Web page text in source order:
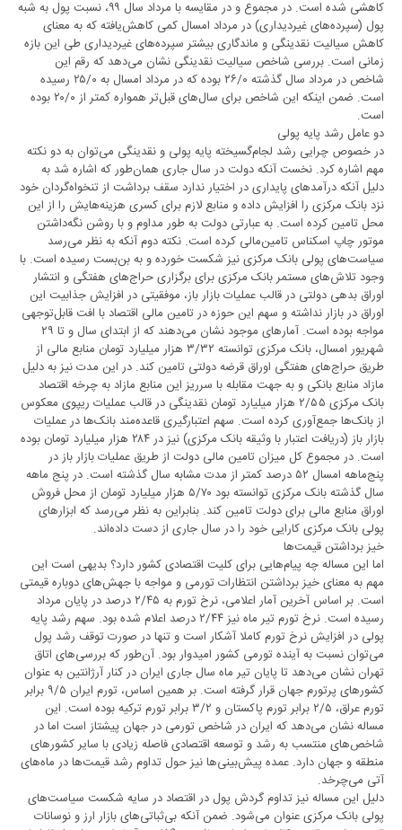
کاهشی شده است. در مجموع و در مقایسه با مرداد سال ۹۹، نسبت پول به شبه
پول (سپرده‌های غیردیداری) در مرداد امسال کمی کاهش‌یافته که به معنای
کاهش سیالیت نقدینگی و ماندگاری بیشتر سپرده‌های غیردیداری طی این بازه
زمانی است. بررسی شاخص سیالیت نقدینگی نشان می‌دهد که رقم این
شاخص در مرداد سال گذشته ۲۶/۰ بوده که در مرداد امسال به ۲۵/۰ رسیده
است. ضمن اینکه این شاخص برای سال‌های قبل‌تر همواره کمتر از ۲۰/۰ بوده
است.
دو عامل رشد پایه پولی
در خصوص چرایی رشد لجام‌گسیخته پایه پولی و نقدینگی می‌توان به دو نکته
مهم اشاره کرد. نخست آنکه دولت در سال جاری همان‌طور که اشاره شد به
دلیل آنکه درآمدهای پایداری در اختیار ندارد سقف برداشت از تنخواه‌گردان خود
نزد بانک مرکزی را افزایش داده و منابع لازم برای کسری هزینه‌هایش را از این
محل تامین کرده است. به عبارتی دولت به طور مداوم و با روشن نگه‌داشتن
موتور چاپ اسکناس تامین‌مالی کرده است. نکته دوم آنکه به نظر می‌رسد
سیاست‌های پولی بانک مرکزی نیز شکست خورده و به بن‌بست رسیده است. با
وجود تلاش‌های مستمر بانک مرکزی برای برگزاری حراج‌های هفتگی و انتشار
اوراق بدهی دولتی در قالب عملیات بازار باز، موفقیتی در افزایش جذابیت این
اوراق در بازار نداشته و سهم این حوزه در تامین مالی اقتصاد با افت قابل‌توجهی
مواجه بوده است. آمارهای موجود نشان می‌دهند که از ابتدای سال و تا ۲۹
شهریور امسال، بانک مرکزی توانسته ۳/۳۲ هزار میلیارد تومان منابع مالی از
طریق حراج‌های هفتگی اوراق قرضه دولتی تامین کند. در این مدت نیز به دلیل
مازاد منابع بانکی و به جهت مقابله با سرریز این منابع مازاد به چرخه اقتصاد
بانک مرکزی ۲/۵۵ هزار میلیارد تومان نقدینگی در قالب عملیات ریپوی معکوس
از بانک‌ها جمع‌آوری کرده است. سهم اعتبارگیری قاعده‌مند بانک‌ها در عملیات
بازار باز (دریافت اعتبار با وثیقه بانک مرکزی) نیز در ۲۸۴ هزار میلیارد تومان بوده
است. در مجموع کل میزان تامین مالی دولت از طریق عملیات بازار باز در
پنج‌ماهه امسال ۵۲ درصد کمتر از مدت مشابه سال گذشته است. در پنج ماهه
سال گذشته بانک مرکزی توانسته بود ۵/۷۰ هزار میلیارد تومان از محل فروش
اوراق منابع مالی برای دولت تامین کند. بنابراین به نظر می‌رسد که ابزارهای
پولی بانک مرکزی کارایی خود را در سال جاری از دست داده‌اند.
خیز برداشتن قیمت‌ها
اما این مساله چه پیام‌هایی برای کلیت اقتصادی کشور دارد؟ بدیهی است این
مهم به معنای خیز برداشتن انتظارات تورمی و مواجه با جهش‌های دوباره قیمتی
است. بر اساس آخرین آمار اعلامی، نرخ تورم به ۲/۴۵ درصد در پایان مرداد
رسیده است. نرخ تورم تیر ماه نیز ۲/۴۴ درصد اعلام شده بود. سهم رشد پایه
پولی در افزایش نرخ تورم کاملا آشکار است و تنها در صورت توقف رشد پول
می‌توان نسبت به آینده تورمی کشور امیدوار بود. آن‌طور که بررسی‌های اتاق
تهران نشان می‌دهد تا پایان تیر ماه سال جاری ایران در کنار آرژانتین به عنوان
کشورهای پرتورم جهان قرار گرفته است. بر همین اساس، تورم ایران ۹/۵ برابر
تورم عراق، ۲/۵ برابر تورم پاکستان و ۳/۲ برابر تورم ترکیه بوده است. این
مساله نشان می‌دهد که ایران در شاخص تورمی در جهان پیشتاز است اما در
شاخص‌های منتسب به رشد و توسعه اقتصادی فاصله زیادی با سایر کشورهای
منطقه و جهان دارد. عمده پیش‌بینی‌ها نیز حول تداوم رشد قیمت‌ها در ماه‌های
آتی می‌چرخد.
دلیل این مساله نیز تداوم گردش پول در اقتصاد در سایه شکست سیاست‌های
پولی بانک مرکزی عنوان می‌شود. ضمن آنکه بی‌ثباتی‌های بازار ارز و نوسانات